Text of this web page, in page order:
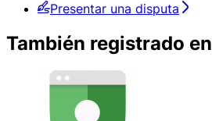
Presentar una disputa
También registrado en